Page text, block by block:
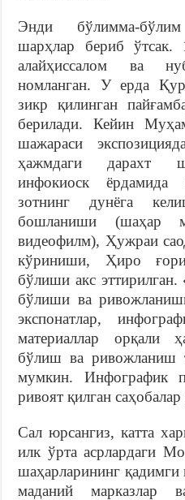
Энди бўлимма-
шарҳлар бериб ўтсак.
алайҳиссалом ва
номланган. У ерда
зикр қилинган
берилади. Кейин
шажараси
ҳажмдаги дарахт
инфокиоск
зотнинг дунёга
бошланиши (шаҳар
видеофилм), Ҳужраи
кўриниши, Ҳиро
бўлиши акс
бўлиши ва
экспонатлар,
материаллар орқали
бўлиш ва ривожланиш
мумкин. Инфографик
ривоят қилган
Сал юрсангиз, катта
илк ўрта асрлардаги
шаҳарларининг
маданий марказлар